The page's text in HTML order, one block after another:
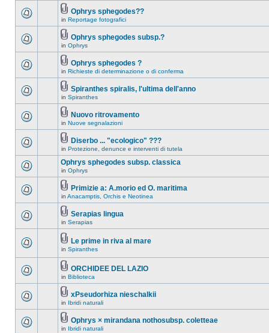
Ophrys sphegodes??
in Reportage fotografici
Ophrys sphegodes subsp.?
in Ophrys
Ophrys sphegodes ?
in Richieste di determinazione o di conferma
Spiranthes spiralis, l'ultima dell'anno
in Spiranthes
Nuovo ritrovamento
in Nuove segnalazioni
Diserbo ... "ecologico" ???
in Protezione, denunce e interventi di tutela
Ophrys sphegodes subsp. classica
in Ophrys
Primizie a: A.morio ed O. maritima
in Anacamptis, Orchis e Neotinea
Serapias lingua
in Serapias
Le prime in riva al mare
in Spiranthes
ORCHIDEE DEL LAZIO
in Biblioteca
xPseudorhiza nieschalkii
in Ibridi naturali
Ophrys × mirandana nothosubsp. coletteae
in Ibridi naturali